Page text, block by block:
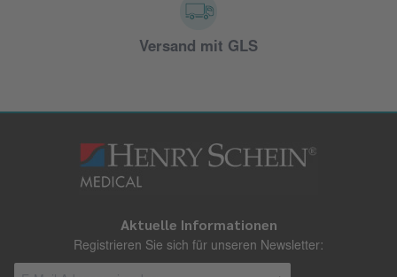
Versand mit GLS
Aktuelle Informationen
Registrieren Sie sich für unseren Newsletter: